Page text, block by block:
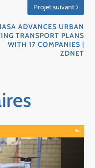
Projet suivant ›
ADVANCES URBAN
TRANSPORT PLANS
WITH 17 COMPANIES |
ZDNET